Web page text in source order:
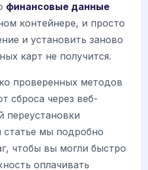
финансовые данные
контейнере, и просто
и установить заново
карт не получится.
проверенных методов
сброса через веб-
переустановки
статье мы подробно
чтобы вы могли быстро
оплачивать